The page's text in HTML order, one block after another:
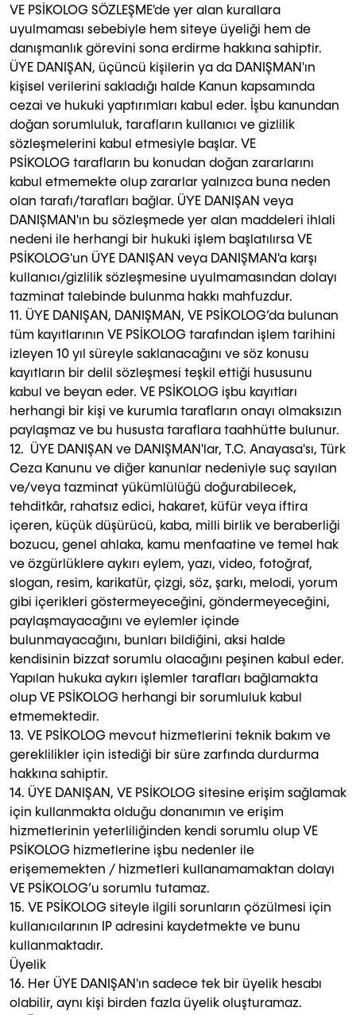
VE PSİKOLOG SÖZLEŞME'de yer alan kurallara
uyulmaması sebebiyle hem siteye üyeliği hem de
danışmanlık görevini sona erdirme hakkına sahiptir.
ÜYE DANIŞAN, üçüncü kişilerin ya da DANIŞMAN'ın
kişisel verilerini sakladığı halde Kanun kapsamında
cezai ve hukuki yaptırımları kabul eder. İşbu kanundan
doğan sorumluluk, tarafların kullanıcı ve gizlilik
sözleşmelerini kabul etmesiyle başlar. VE
PSİKOLOG tarafların bu konudan doğan zararlarını
kabul etmemekte olup zararlar yalnızca buna neden
olan tarafı/tarafları bağlar. ÜYE DANIŞAN veya
DANIŞMAN'ın bu sözleşmede yer alan maddeleri ihlali
nedeni ile herhangi bir hukuki işlem başlatılırsa VE
PSİKOLOG'un ÜYE DANIŞAN veya DANIŞMAN'a karşı
kullanıcı/gizlilik sözleşmesine uyulmamasından dolayı
tazminat talebinde bulunma hakkı mahfuzdur.
11. ÜYE DANIŞAN, DANIŞMAN, VE PSİKOLOG’da bulunan
tüm kayıtlarının VE PSİKOLOG tarafından işlem tarihini
izleyen 10 yıl süreyle saklanacağını ve söz konusu
kayıtların bir delil sözleşmesi teşkil ettiği hususunu
kabul ve beyan eder. VE PSİKOLOG işbu kayıtları
herhangi bir kişi ve kurumla tarafların onayı olmaksızın
paylaşmaz ve bu hususta taraflara taahhütte bulunur.
12. ÜYE DANIŞAN ve DANIŞMAN'lar, T.C. Anayasa'sı, Türk
Ceza Kanunu ve diğer kanunlar nedeniyle suç sayılan
ve/veya tazminat yükümlülüğü doğurabilecek,
tehditkâr, rahatsız edici, hakaret, küfür veya iftira
içeren, küçük düşürücü, kaba, milli birlik ve beraberliği
bozucu, genel ahlaka, kamu menfaatine ve temel hak
ve özgürlüklere aykırı eylem, yazı, video, fotoğraf,
slogan, resim, karikatür, çizgi, söz, şarkı, melodi, yorum
gibi içerikleri göstermeyeceğini, göndermeyeceğini,
paylaşmayacağını ve eylemler içinde
bulunmayacağını, bunları bildiğini, aksi halde
kendisinin bizzat sorumlu olacağını peşinen kabul eder.
Yapılan hukuka aykırı işlemler tarafları bağlamakta
olup VE PSİKOLOG herhangi bir sorumluluk kabul
etmemektedir.
13. VE PSİKOLOG mevcut hizmetlerini teknik bakım ve
gereklilikler için istediği bir süre zarfında durdurma
hakkına sahiptir.
14. ÜYE DANIŞAN, VE PSİKOLOG sitesine erişim sağlamak
için kullanmakta olduğu donanımın ve erişim
hizmetlerinin yeterliliğinden kendi sorumlu olup VE
PSİKOLOG hizmetlerine işbu nedenler ile
erişememekten / hizmetleri kullanamamaktan dolayı
VE PSİKOLOG’u sorumlu tutamaz.
15. VE PSİKOLOG siteyle ilgili sorunların çözülmesi için
kullanıcılarının IP adresini kaydetmekte ve bunu
kullanmaktadır.
Üyelik
16. Her ÜYE DANIŞAN'ın sadece tek bir üyelik hesabı
olabilir, aynı kişi birden fazla üyelik oluşturamaz.